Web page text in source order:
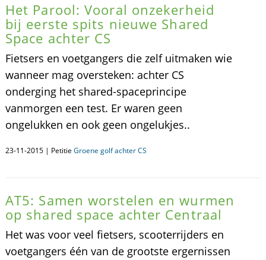
Het Parool: Vooral onzekerheid
bij eerste spits nieuwe Shared
Space achter CS
Fietsers en voetgangers die zelf uitmaken wie
wanneer mag oversteken: achter CS
onderging het shared-spaceprincipe
vanmorgen een test. Er waren geen
ongelukken en ook geen ongelukjes..
23-11-2015 | Petitie Groene golf achter CS
AT5: Samen worstelen en wurmen
op shared space achter Centraal
Het was voor veel fietsers, scooterrijders en
voetgangers één van de grootste ergernissen